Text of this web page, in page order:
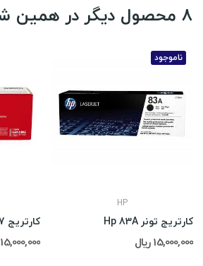
8 محصول دیگر در همین شاخه:
کارتریج Canon 047
15,000,000 ریال
ناموجود
HP
کارتریج تونر Hp 83A
15,000,000 ریال